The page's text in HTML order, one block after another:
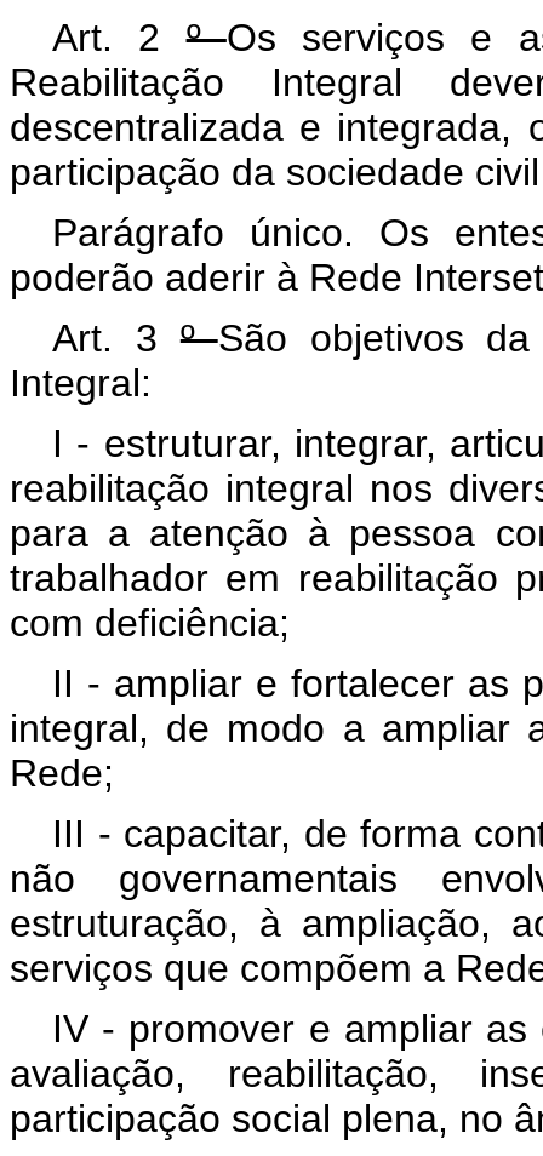
Art. 2ºOs serviços e
Reabilitação Integral
descentralizada e integrada,
participação da sociedade
Parágrafo único. Os
poderão aderir à Rede
Art. 3ºSão objetivos
Integral:
I - estruturar, integrar,
reabilitação integral nos
para a atenção à pessoa
trabalhador em reabilitação
com deficiência;
II - ampliar e fortalecer as
integral, de modo a ampliar
Rede;
III - capacitar, de forma
não governamentais
estruturação, à ampliação,
serviços que compõem a
IV - promover e ampliar
avaliação, reabilitação,
participação social plena, no